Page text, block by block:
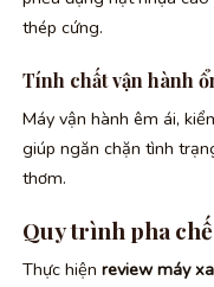
thép cứng.
Tính chất vận hành
Máy vận hành êm ái,
giúp ngăn chặn tình
thơm.
Quy trình pha
Thực hiện review máy